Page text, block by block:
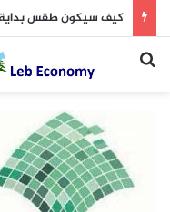
كيف سيكون طقس بداية
بحث عن